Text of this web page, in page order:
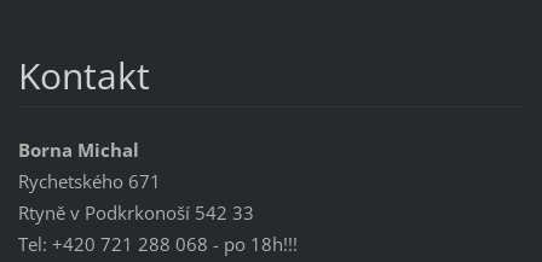
Kontakt
Borna Michal
Rychetského 671
Rtyně v Podkrkonoší 542 33
Tel: +420 721 288 068 - po 18h!!!